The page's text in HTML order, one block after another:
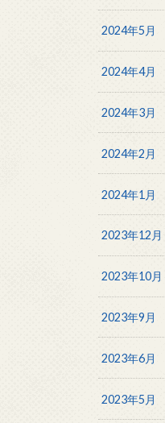
2024年5月
2024年4月
2024年3月
2024年2月
2024年1月
2023年12月
2023年10月
2023年9月
2023年6月
2023年5月